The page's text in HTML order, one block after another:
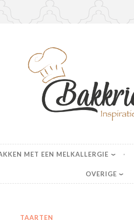
MET EEN MELKALLERGIE
OVERIGE
TAARTEN